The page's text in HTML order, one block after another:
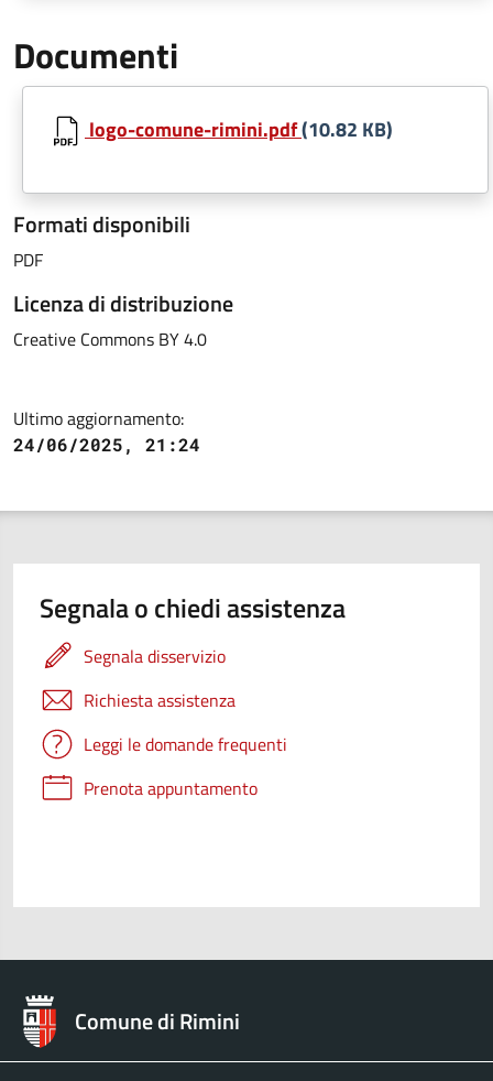
Documenti
logo-comune-rimini.pdf(10.82 KB)
Formati disponibili
PDF
Licenza di distribuzione
Creative Commons BY 4.0
Ultimo aggiornamento:
24/06/2025, 21:24
Segnala o chiedi assistenza
Segnala disservizio
Richiesta assistenza
Leggi le domande frequenti
Prenota appuntamento
Comune di Rimini